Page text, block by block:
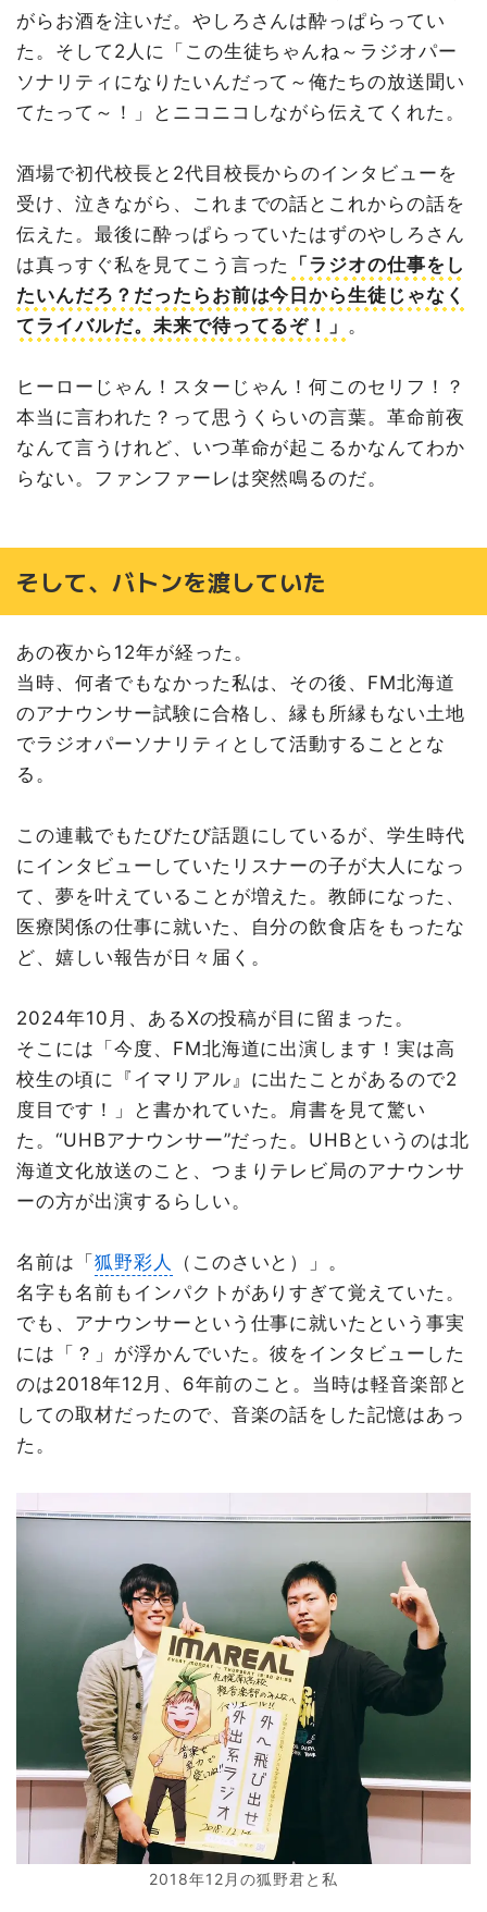
がらお酒を注いだ。やしろさんは酔っぱらってい
た。そして2人に「この生徒ちゃんね～ラジオパー
ソナリティになりたいんだって～俺たちの放送聞い
てたって～！」とニコニコしながら伝えてくれた。
酒場で初代校長と2代目校長からのインタビューを
受け、泣きながら、これまでの話とこれからの話を
伝えた。最後に酔っぱらっていたはずのやしろさん
は真っすぐ私を見てこう言った
「ラジオの仕事をし
たいんだろ？だったらお前は今日から生徒じゃなく
てライバルだ。未来で待ってるぞ！」 。
ヒーローじゃん！スターじゃん！何このセリフ！？
本当に言われた？って思うくらいの言葉。革命前夜
なんて言うけれど、いつ革命が起こるかなんてわか
らない。ファンファーレは突然鳴るのだ。
そして、バトンを渡していた
あの夜から12年が経った。
当時、何者でもなかった私は、その後、FM北海道
のアナウンサー試験に合格し、縁も所縁もない土地
でラジオパーソナリティとして活動することとな
る。
この連載でもたびたび話題にしているが、学生時代
にインタビューしていたリスナーの子が大人になっ
て、夢を叶えていることが増えた。教師になった、
医療関係の仕事に就いた、自分の飲食店をもったな
ど、嬉しい報告が日々届く。
2024年10月、あるXの投稿が目に留まった。
そこには「今度、FM北海道に出演します！実は高
校生の頃に『イマリアル』に出たことがあるので2
度目です！」と書かれていた。肩書を見て驚い
た。“UHBアナウンサー”だった。UHBというのは北
海道文化放送のこと、つまりテレビ局のアナウンサ
ーの方が出演するらしい。
名前は「 狐野彩人
（このさいと）」。
名字も名前もインパクトがありすぎて覚えていた。
でも、アナウンサーという仕事に就いたという事実
には「？」が浮かんでいた。彼をインタビューした
のは2018年12月、6年前のこと。当時は軽音楽部と
しての取材だったので、音楽の話をした記憶はあっ
た。
2018年12月の狐野君と私